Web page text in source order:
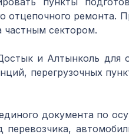
отцепочного ремонта.
частным сектором.
и Алтынколь для
перегрузочных
документа по